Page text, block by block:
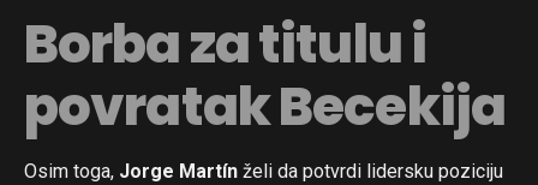
Borba za titulu i
povratak Becekija
Osim toga, Jorge Martín želi da potvrdi lidersku poziciju